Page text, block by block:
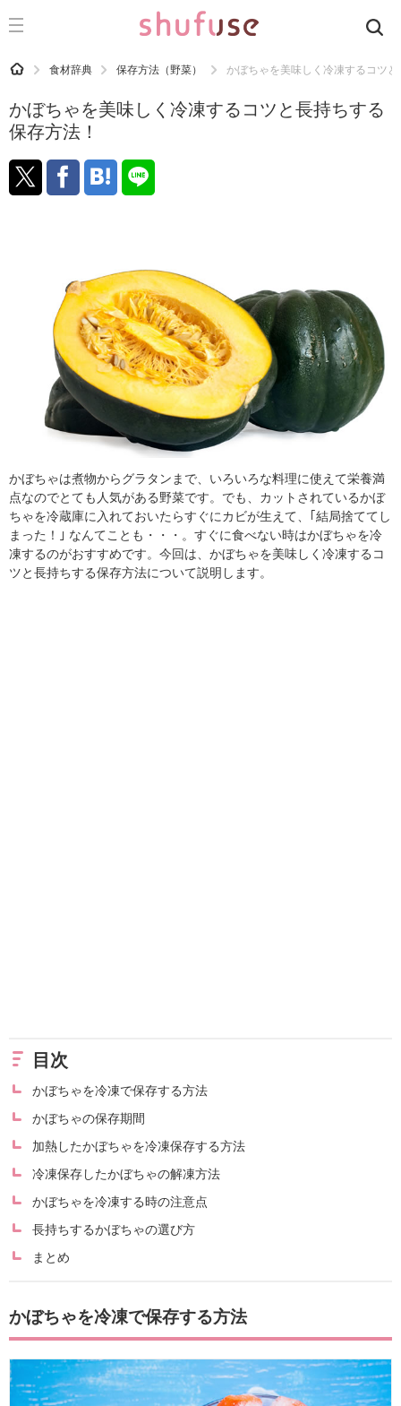
CATEGORY 記事カテゴリ
運気
洗濯
生活の知恵
マナー
趣味
食材辞典
おすすめ
HOME 食材辞典 保存方法（野菜） かぼちゃを美味しく冷凍するコツ
かぼちゃを美味しく冷凍するコツと長持ちする
保存方法！
かぼちゃは煮物からグラタンまで、いろいろな料理に使えて栄養満
点なのでとても人気がある野菜です。でも、カットされているかぼ
ちゃを冷蔵庫に入れておいたらすぐにカビが生えて、｢結局捨ててし
まった！｣ なんてことも・・・。すぐに食べない時はかぼちゃを冷
凍するのがおすすめです。今回は、かぼちゃを美味しく冷凍するコ
ツと長持ちする保存方法について説明します。
目次
かぼちゃを冷凍で保存する方法
かぼちゃの保存期間
加熱したかぼちゃを冷凍保存する方法
冷凍保存したかぼちゃの解凍方法
かぼちゃを冷凍する時の注意点
長持ちするかぼちゃの選び方
まとめ
かぼちゃを冷凍で保存する方法